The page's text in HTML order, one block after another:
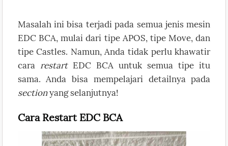
Masalah ini bisa terjadi pada semua jenis mesin
EDC BCA, mulai dari tipe APOS, tipe Move, dan
tipe Castles. Namun, Anda tidak perlu khawatir
cara
restartEDC BCA untuk semua tipe itu
sama. Anda bisa mempelajari detailnya pada
sectionyang selanjutnya!
Cara Restart EDC BCA